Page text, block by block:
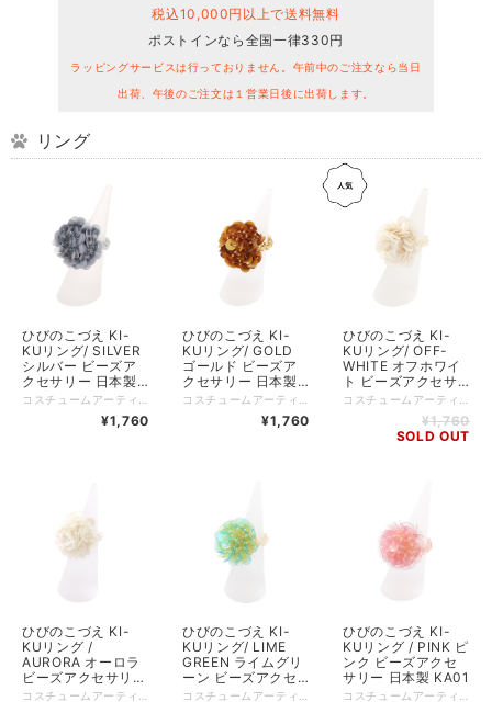
税込10,000円以上で送料無料
ポストインなら全国一律330円
ラッピングサービスは行っておりません。午前中のご注文なら当日
出荷、午後のご注文は１営業日後に出荷します。
リング
ひびのこづえ KI-
KUリング/ SILVER
シルバー ビーズア
クセサリー 日本製
KA01
¥1,760
ひびのこづえ KI-
KUリング/ GOLD
ゴールド ビーズア
クセサリー 日本製
KA01
¥1,760
ひびのこづえ KI-
KUリング/ OFF-
WHITE オフホワイ
ト ビーズアクセサ
リー 日本製 KA01
¥1,760
SOLD OUT
ひびのこづえ KI-
KUリング /
AURORA オーロラ
ビーズアクセサリー
日本製 KA01
ひびのこづえ KI-
KUリング/ LIME
GREEN ライムグリ
ーン ビーズアクセ
サリー 日本製 KA01
ひびのこづえ KI-
KUリング / PINK ピ
ンク ビーズアクセ
サリー 日本製 KA01